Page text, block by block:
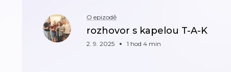
O epizodě
rozhovor s kapelou T-A-K
2. 9. 2025 1 hod 4 min